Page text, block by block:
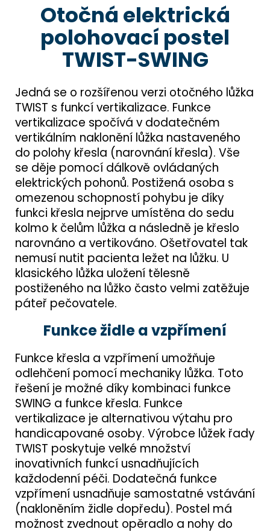
Otočná elektrická
polohovací postel
TWIST-SWING
Jedná se o rozšířenou verzi otočného lůžka
TWIST s funkcí vertikalizace. Funkce
vertikalizace spočívá v dodatečném
vertikálním naklonění lůžka nastaveného
do polohy křesla (narovnání křesla). Vše
se děje pomocí dálkově ovládaných
elektrických pohonů. Postižená osoba s
omezenou schopností pohybu je díky
funkci křesla nejprve umístěna do sedu
kolmo k čelům lůžka a následně je křeslo
narovnáno a vertikováno. Ošetřovatel tak
nemusí nutit pacienta ležet na lůžku. U
klasického lůžka uložení tělesně
postiženého na lůžko často velmi zatěžuje
páteř pečovatele.
Funkce židle a vzpřímení
Funkce křesla a vzpřímení umožňuje
odlehčení pomocí mechaniky lůžka. Toto
řešení je možné díky kombinaci funkce
SWING a funkce křesla. Funkce
vertikalizace je alternativou výtahu pro
handicapované osoby. Výrobce lůžek řady
TWIST poskytuje velké množství
inovativních funkcí usnadňujících
každodenní péči. Dodatečná funkce
vzpřímení usnadňuje samostatné vstávání
(nakloněním židle dopředu). Postel má
možnost zvednout opěradlo a nohy do